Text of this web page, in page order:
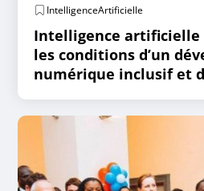
IntelligenceArtificielle
Intelligence artificielle
les conditions d’un
numérique inclusif et